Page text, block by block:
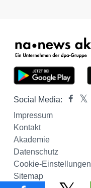
Social Media:
Impressum
Kontakt
Akademie
Datenschutz
Cookie-Einstellungen
Sitemap